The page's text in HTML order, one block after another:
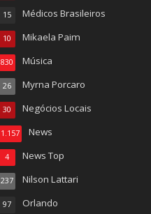
Médicos Brasileiros
15
Mikaela Paim
10
Música
830
Myrna Porcaro
26
Negócios Locais
30
News
1.157
News Top
4
Nilson Lattari
237
Orlando
97